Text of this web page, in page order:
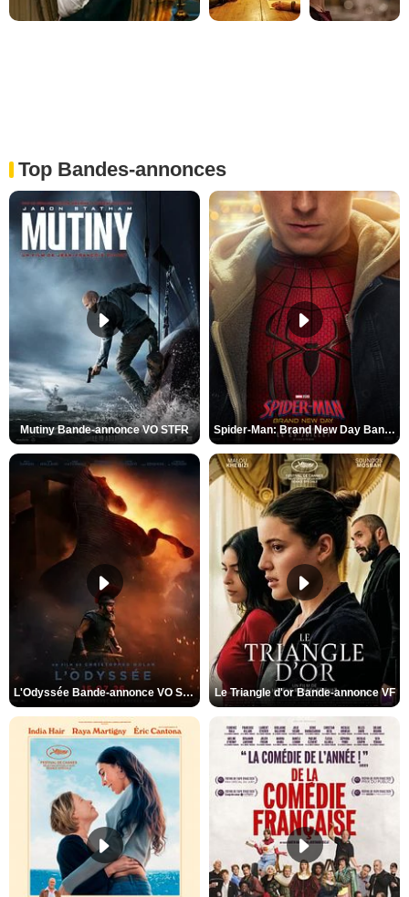
Top Bandes-annonces
Mutiny Bande-annonce VO STFR Spider-Man: Brand New Day Bande-annonce VO STFR
L'Odyssée Bande-annonce VO STFR Le Triangle d'or Bande-annonce VF